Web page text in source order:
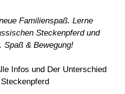
Familienspaß. Lerne
Steckenpferd und
Spaß & Bewegung!